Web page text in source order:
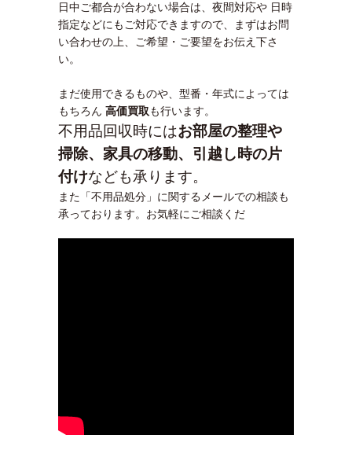
日中ご都合が合わない場合は、夜間対応や 日時
指定などにもご対応できますので、まずはお問
い合わせの上、ご希望・ご要望をお伝え下さ
い。
まだ使用できるものや、型番・年式によっては
もちろん 高価買取も行います。
不用品回収時にはお部屋の整理や
掃除、家具の移動、引越し時の片
付けなども承ります。
また「不用品処分」に関するメールでの相談も
承っております。お気軽にご相談くだ